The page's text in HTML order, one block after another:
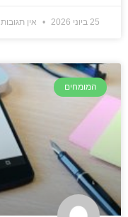
25 ביוני 2026 אין תגובות
המומחים